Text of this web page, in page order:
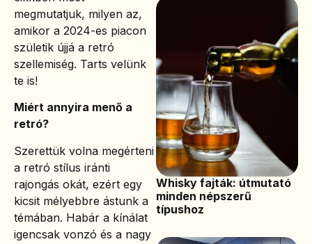
megmutatjuk, milyen az,
amikor a 2024-es piacon
születik újjá a retró
szellemiség. Tarts velünk
te is!
Miért annyira menő a
retró?
Szerettük volna megérteni
a retró stílus iránti
rajongás okát, ezért egy
kicsit mélyebbre ástunk a
témában. Habár a kínálat
igencsak vonzó és a nagy
Whisky fajták: útmutató
minden népszerű
típushoz